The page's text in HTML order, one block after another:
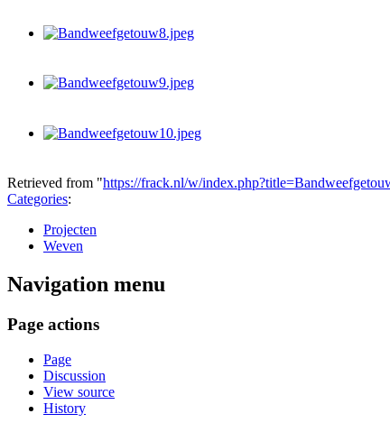
Retrieved from "https://frack.nl/w/
Categories:
Projecten
Weven
Navigation menu
Page actions
Page
Discussion
View source
History